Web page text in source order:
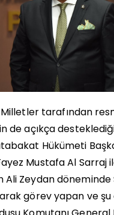
tarafından
de açıkça
Hükümeti
Mustafa Al Sarraj
Ali Zeydan döneminde
görev yapan ve